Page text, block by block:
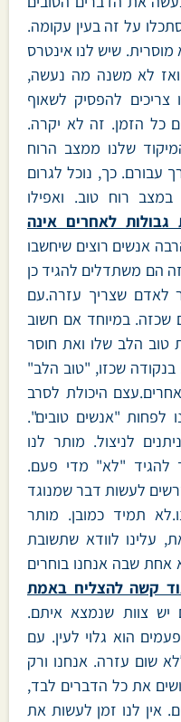
על זה בעין עקומה.
שיש לנו אינטרס
ואז לא משנה מה נעשה,
להפסיק לשאוף
כל הזמן. זה לא יקרה.
שלנו ממצב הרוח
עבורם. כך, נוכל לגרום
רוח טוב. ואפילו
גבולות לאחרים אינה
אנשים רוצים שיחשבו
הם משתדלים להגיד כן
לאדם שצריך עזרה.עם
במיוחד אם חשוב
טוב הלב שלו ואת חוסר
שכזו, "טוב הלב"
היכולת לסרב
לפחות "אנשים טובים".
לניצול. מותר לנו
להגיד "לא" מדי פעם.
לעשות דבר שמנוגד
תמיד כמובן. מותר
עלינו לוודא שתשובת
שבה אנחנו בוחרים
קשה להצליח באמת
יש צוות שנמצא איתם.
הוא גלוי לעין. עם
שום עזרה. אנחנו ורק
את כל הדברים לבד,
אין לנו זמן לעשות את